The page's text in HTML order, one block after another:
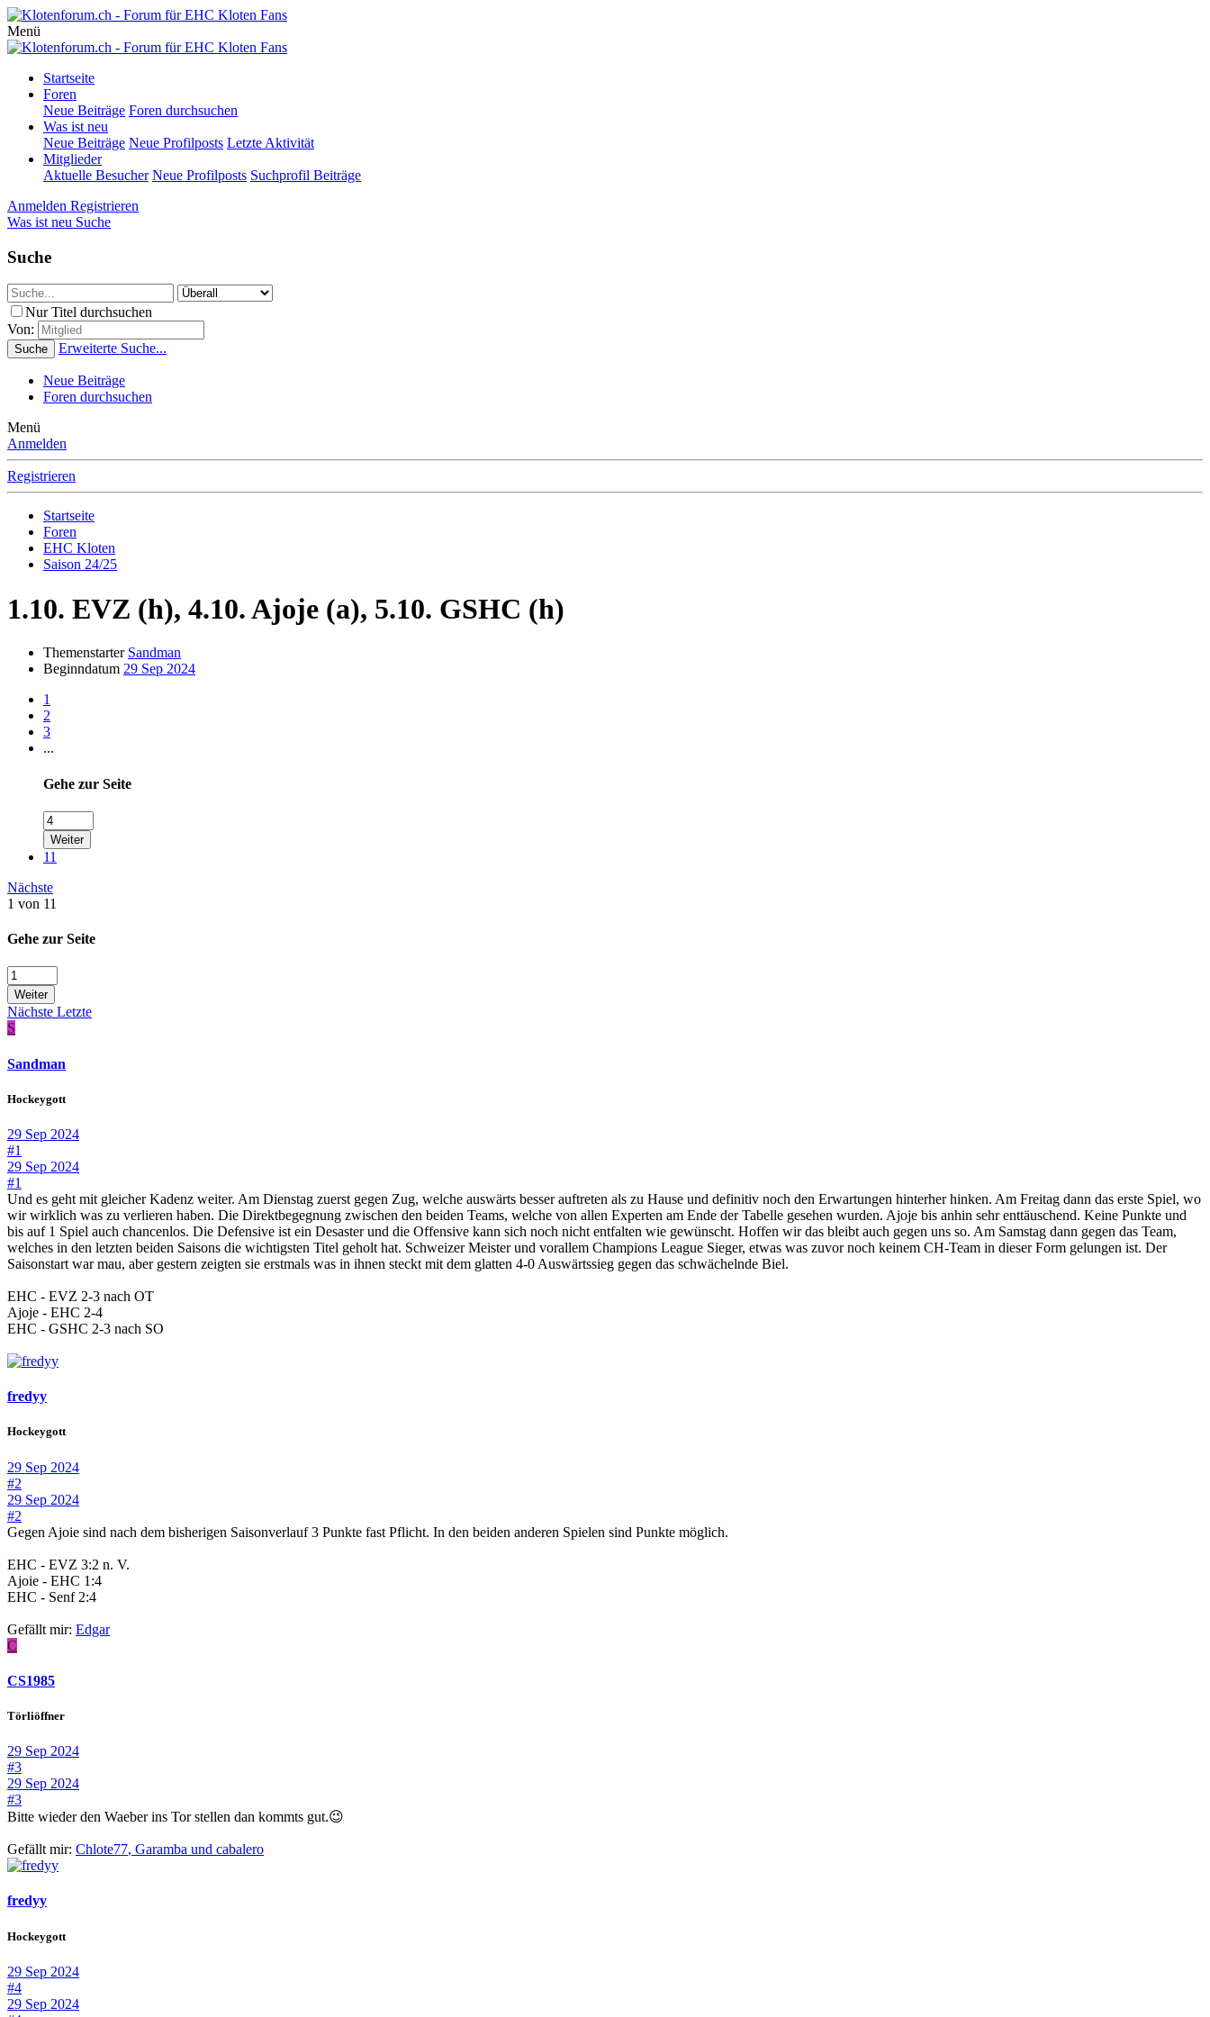
Menü
Startseite
Foren
Neue Beiträge Foren durchsuchen
Was ist neu
Neue Beiträge Neue Profilposts Letzte Aktivität
Mitglieder
Aktuelle Besucher Neue Profilposts Suchprofil Beiträge
Anmelden Registrieren
Was ist neu Suche
Suche
Nur Titel durchsuchen
Von:
Suche Erweiterte Suche...
Neue Beiträge
Foren durchsuchen
Menü
Anmelden
Registrieren
Startseite
Foren
EHC Kloten
Saison 24/25
1.10. EVZ (h), 4.10. Ajoje (a), 5.10. GSHC (h)
Themenstarter Sandman
Beginndatum 29 Sep 2024
1
2
3
...
Gehe zur Seite
Weiter
11
Nächste
1 von 11
Gehe zur Seite
Weiter
Nächste Letzte
S
Sandman
Hockeygott
29 Sep 2024
#1
29 Sep 2024
#1
Und es geht mit gleicher Kadenz weiter. Am Dienstag zuerst gegen Zug, welche auswärts besser auftreten als zu Hause und definitiv noch den Erwartungen hinterher hinken. Am Freitag dann das erste Spiel, wo
wir wirklich was zu verlieren haben. Die Direktbegegnung zwischen den beiden Teams, welche von allen Experten am Ende der Tabelle gesehen wurden. Ajoje bis anhin sehr enttäuschend. Keine Punkte und
bis auf 1 Spiel auch chancenlos. Die Defensive ist ein Desaster und die Offensive kann sich noch nicht entfalten wie gewünscht. Hoffen wir das bleibt auch gegen uns so. Am Samstag dann gegen das Team,
welches in den letzten beiden Saisons die wichtigsten Titel geholt hat. Schweizer Meister und vorallem Champions League Sieger, etwas was zuvor noch keinem CH-Team in dieser Form gelungen ist. Der
Saisonstart war mau, aber gestern zeigten sie erstmals was in ihnen steckt mit dem glatten 4-0 Auswärtssieg gegen das schwächelnde Biel.
EHC - EVZ 2-3 nach OT
Ajoje - EHC 2-4
EHC - GSHC 2-3 nach SO
fredyy
Hockeygott
29 Sep 2024
#2
29 Sep 2024
#2
Gegen Ajoie sind nach dem bisherigen Saisonverlauf 3 Punkte fast Pflicht. In den beiden anderen Spielen sind Punkte möglich.
EHC - EVZ 3:2 n. V.
Ajoie - EHC 1:4
EHC - Senf 2:4
Gefällt mir: Edgar
C
CS1985
Törliöffner
29 Sep 2024
#3
29 Sep 2024
#3
Bitte wieder den Waeber ins Tor stellen dan kommts gut.😉
Gefällt mir: Chlote77, Garamba und cabalero
fredyy
Hockeygott
29 Sep 2024
#4
29 Sep 2024